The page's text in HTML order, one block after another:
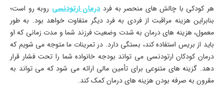
هر کودکی با چالش های منحصر به فرددرمان ارتودنسی روبه رو است؛
بنابراین هزینه مراقبت از فردی به فرد دیگر متفاوت خواهد بود. به طور
معمول، هزینه های درمان به شدت وضعیت فرزند شما و مدت زمانی که او
باید از بریس استفاده کند، بستگی دارد. در تمرینات ما متوجه می شویم که
درمان کودکان ارتودنسی می تواند بودجه خانواده شما را تحت فشار قرار
دهد. گزینه های متنوعی برای تأمین مالی ارائه می شود که می تواند به
مقرون به صرفه بودن هزینه های درمان کمک کند.